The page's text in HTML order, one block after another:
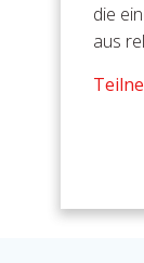
die
aus